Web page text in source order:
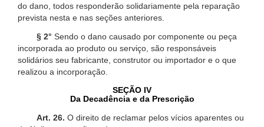
do dano, todos responderão solidariamente pela reparação
prevista nesta e nas seções anteriores.
§ 2° Sendo o dano causado por componente ou peça
incorporada ao produto ou serviço, são responsáveis
solidários seu fabricante, construtor ou importador e o que
realizou a incorporação.
SEÇÃO IV
Da Decadência e da Prescrição
Art. 26. O direito de reclamar pelos vícios aparentes ou